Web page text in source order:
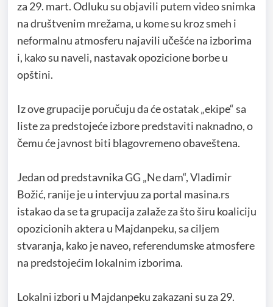
za 29. mart. Odluku su objavili putem video snimka
na društvenim mrežama, u kome su kroz smeh i
neformalnu atmosferu najavili učešće na izborima
i, kako su naveli, nastavak opozicione borbe u
opštini.
Iz ove grupacije poručuju da će ostatak „ekipe“ sa
liste za predstojeće izbore predstaviti naknadno, o
čemu će javnost biti blagovremeno obaveštena.
Jedan od predstavnika GG „Ne dam“, Vladimir
Božić, ranije je u intervjuu za portal masina.rs
istakao da se ta grupacija zalaže za što širu koaliciju
opozicionih aktera u Majdanpeku, sa ciljem
stvaranja, kako je naveo, referendumske atmosfere
na predstojećim lokalnim izborima.
Lokalni izbori u Majdanpeku zakazani su za 29.